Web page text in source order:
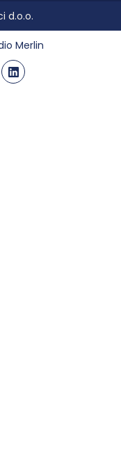
d.o.o.
Merlin